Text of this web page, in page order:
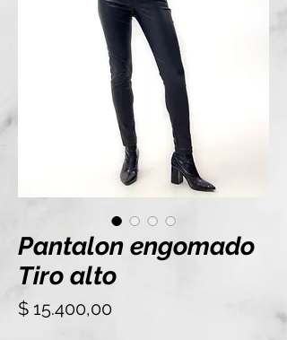
Pantalon engomado
Tiro alto
$ 15.400,00